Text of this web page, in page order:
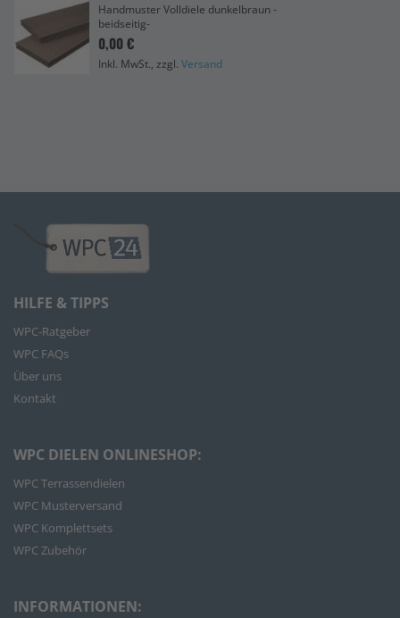
Handmuster Volldiele dunkelbraun -
beidseitig-
0,00 €
Inkl. MwSt., zzgl. Versand
HILFE & TIPPS
WPC-Ratgeber
WPC FAQs
Über uns
Kontakt
WPC DIELEN ONLINESHOP:
WPC Terrassendielen
WPC Musterversand
WPC Komplettsets
WPC Zubehör
INFORMATIONEN: